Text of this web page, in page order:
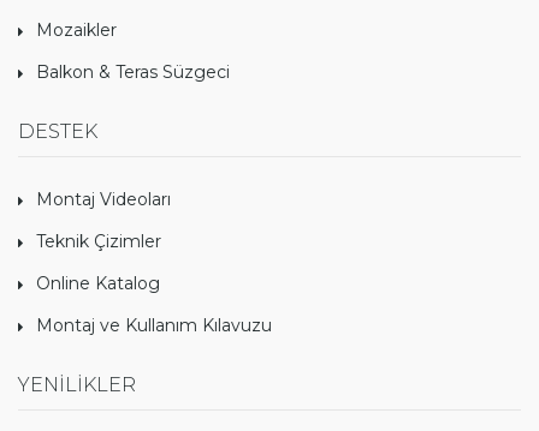
Mozaikler
Balkon & Teras Süzgeci
DESTEK
Montaj Videoları
Teknik Çizimler
Online Katalog
Montaj ve Kullanım Kılavuzu
YENİLİKLER